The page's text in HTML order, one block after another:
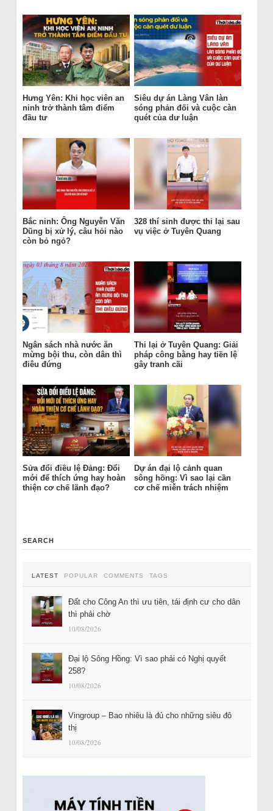
Hưng Yên: Khi học viên an
ninh trở thành tâm điểm
đầu tư
Siêu dự án Làng Vân làn
sóng phản đối và cuộc càn
quét của dư luận
Bắc ninh: Ông Nguyễn Văn
Dũng bị xử lý, câu hỏi nào
còn bỏ ngỏ?
328 thí sinh được thi lại sau
vụ việc ở Tuyên Quang
Ngân sách nhà nước ăn
mừng bội thu, còn dân thì
điêu đứng
Thi lại ở Tuyên Quang: Giải
pháp công bằng hay tiền lệ
gây tranh cãi
Sửa đổi điều lệ Đảng: Đổi
mới để thích ứng hay hoàn
thiện cơ chế lãnh đạo?
Dự án đại lộ cảnh quan
sông hồng: Vì sao lại cần
cơ chế miễn trách nhiệm
SEARCH
LATEST POPULAR COMMENTS TAGS
Đất cho Công An thì ưu tiên, tái định cư cho dân
thì phải chờ
10/08/2026
Đại lộ Sông Hồng: Vì sao phải có Nghị quyết
258?
10/08/2026
Vingroup – Bao nhiêu là đủ cho những siêu đô
thị
10/08/2026